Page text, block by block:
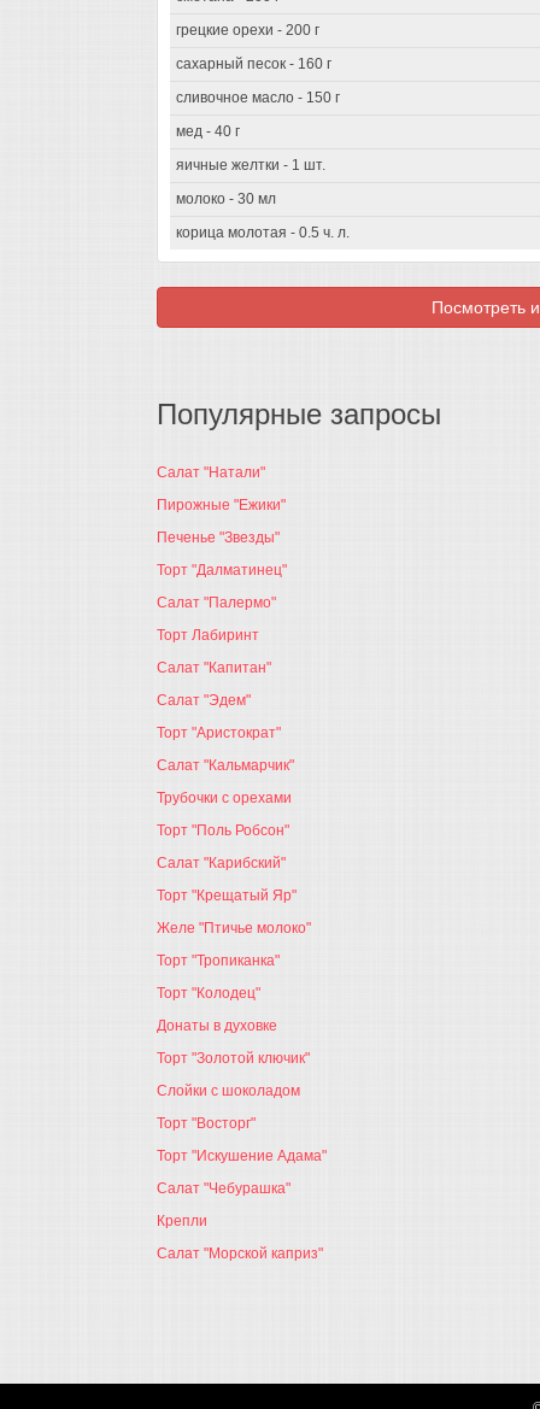
грецкие орехи - 200 г
сахарный песок - 160 г
сливочное масло - 150 г
мед - 40 г
яичные желтки - 1 шт.
молоко - 30 мл
корица молотая - 0.5 ч. л.
Посмотреть
Популярные запросы
Салат "Натали"
Пирожные "Ежики"
Печенье "Звезды"
Торт "Далматинец"
Салат "Палермо"
Торт Лабиринт
Салат "Капитан"
Салат "Эдем"
Торт "Аристократ"
Салат "Кальмарчик"
Трубочки с орехами
Торт "Поль Робсон"
Салат "Карибский"
Торт "Крещатый Яр"
Желе "Птичье молоко"
Торт "Тропиканка"
Торт "Колодец"
Донаты в духовке
Торт "Золотой ключик"
Слойки с шоколадом
Торт "Восторг"
Торт "Искушение Адама"
Салат "Чебурашка"
Крепли
Салат "Морской каприз"